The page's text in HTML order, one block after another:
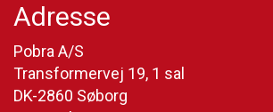
Adresse
Pobra A/S
Transformervej 19, 1 sal
DK-2860 Søborg